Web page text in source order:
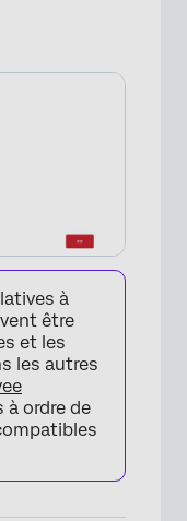
à
être
et les
les autres
à ordre de